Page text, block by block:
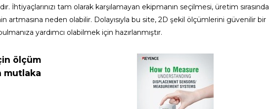
tam olarak karşılamayan ekipmanın seçilmesi, üretim sırasında
artmasına neden olabilir. Dolayısıyla bu site, 2D şekil ölçümlerini güvenilir bir
yardımcı olabilmek için hazırlanmıştır.
ölçüm
mutlaka